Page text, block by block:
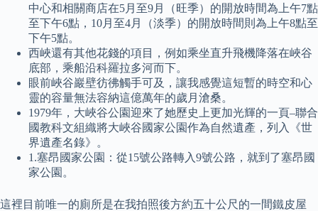
中心和相關商店在5月至9月（旺季）的開放時間為上午7點
至下午6點，10月至4月（淡季）的開放時間則為上午8點至
下午5點。
西峽還有其他花錢的項目，例如乘坐直升飛機降落在峽谷
底部，乘船沿科羅拉多河而下。
眼前峽谷巖壁彷彿觸手可及，讓我感覺這短暫的時空和心
靈的容量無法容納這億萬年的歲月滄桑。
1979年，大峽谷公園迎來了她歷史上更加光輝的一頁–聯合
國教科文組織將大峽谷國家公園作為自然遺產，列入《世
界遺產名錄》。
1.塞昂國家公園：從15號公路轉入9號公路，就到了塞昂國
家公園。
這裡目前唯一的廁所是在我拍照後方約五十公尺的一間鐵皮屋